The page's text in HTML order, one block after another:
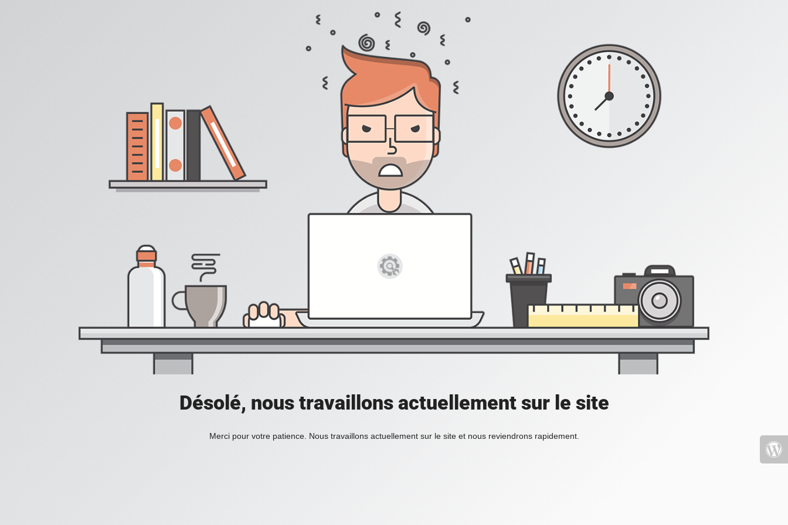
Désolé, nous travaillons actuellement sur le site
Merci pour votre patience. Nous travaillons actuellement sur le site et nous reviendrons rapidement.